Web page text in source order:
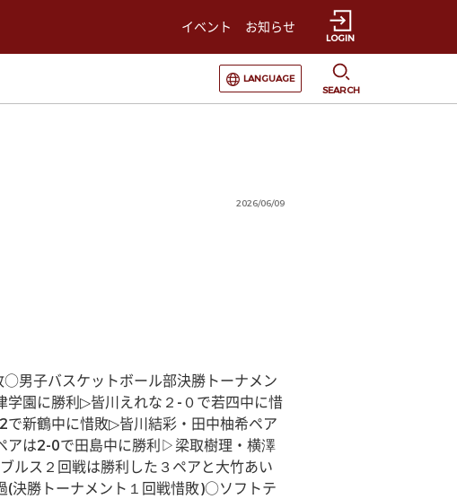
イベント お知らせ
LOGIN
選択すると言語の切替が発生します
LANGUAGE
SEARCH
2026/06/09
男子バスケットボール部決勝トーナメン
園に勝利▷皆川えれな２-０で若四中に惜
新鶴中に惜敗▷皆川結彩・田中柚希ペア
アは2-0で田島中に勝利▷梁取樹理・横澤
ルス２回戦は勝利した３ペアと大竹あい
決勝トーナメント１回戦惜敗)○ソフトテ